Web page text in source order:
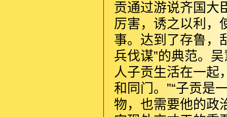
贡通过游说齐国大
厉害，诱之以利，
事。达到了存鲁，
兵伐谋”的典范。
人子贡生活在一起
和同门。”“子贡是
物，也需要他的政